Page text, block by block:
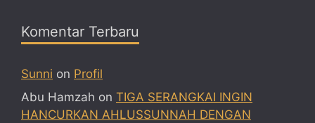
Komentar Terbaru
Sunni on Profil
Abu Hamzah on TIGA SERANGKAI INGIN
HANCURKAN AHLUSSUNNAH DENGAN